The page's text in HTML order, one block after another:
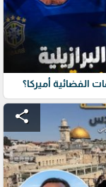
الفضائية أميركا؟
share